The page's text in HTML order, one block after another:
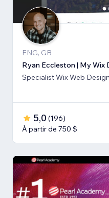
ENG, GB
Ryan Eccleston | My Wix
Specialist Wix Web
5,0 (196)
À partir de 750 $